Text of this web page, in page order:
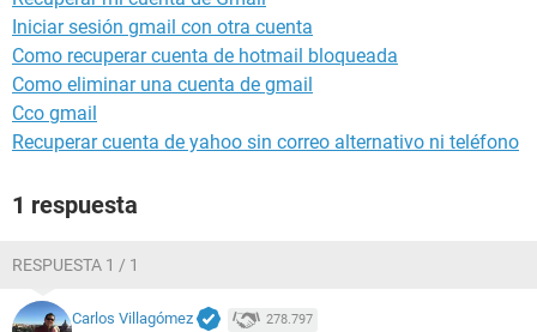
Iniciar sesión gmail con otra cuenta
Como recuperar cuenta de hotmail bloqueada
Como eliminar una cuenta de gmail
Cco gmail
Recuperar cuenta de yahoo sin correo alternativo ni teléfono
1 respuesta
RESPUESTA 1 / 1
Carlos Villagómez 278.797